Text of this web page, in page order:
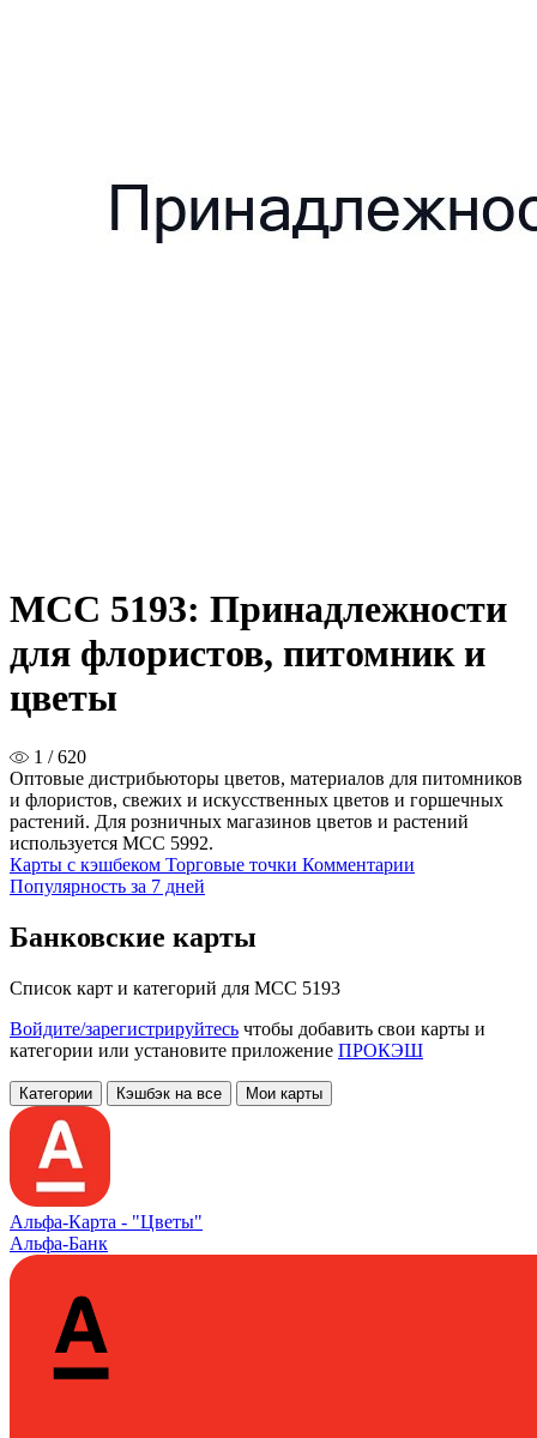
MCC 5193: Принадлежности
для флористов, питомник и
цветы
1 / 620
Оптовые дистрибьюторы цветов, материалов для питомников
и флористов, свежих и искусственных цветов и горшечных
растений. Для розничных магазинов цветов и растений
используется MCC 5992.
Карты с кэшбеком Торговые точки Комментарии
Популярность за 7 дней
Банковские карты
Список карт и категорий для MCC 5193
Войдите/зарегистрируйтесь чтобы добавить свои карты и
категории или установите приложение ПРОКЭШ
Категории Кэшбэк на все Мои карты
Альфа‑Карта - "Цветы"
Альфа-Банк